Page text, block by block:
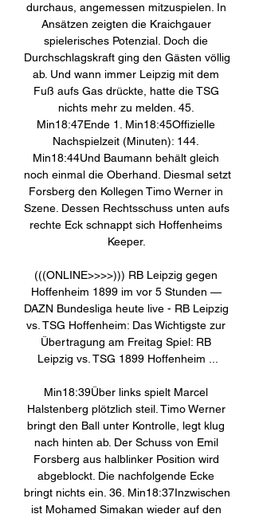
durchaus, angemessen mitzuspielen. In
Ansätzen zeigten die Kraichgauer
spielerisches Potenzial. Doch die
Durchschlagskraft ging den Gästen völlig
ab. Und wann immer Leipzig mit dem
Fuß aufs Gas drückte, hatte die TSG
nichts mehr zu melden. 45.
Min18:47Ende 1. Min18:45Offizielle
Nachspielzeit (Minuten): 144.
Min18:44Und Baumann behält gleich
noch einmal die Oberhand. Diesmal setzt
Forsberg den Kollegen Timo Werner in
Szene. Dessen Rechtsschuss unten aufs
rechte Eck schnappt sich Hoffenheims
Keeper.
(((ONLINE>>>>))) RB Leipzig gegen
Hoffenheim 1899 im vor 5 Stunden —
DAZN Bundesliga heute live - RB Leipzig
vs. TSG Hoffenheim: Das Wichtigste zur
Übertragung am Freitag Spiel: RB
Leipzig vs. TSG 1899 Hoffenheim ...
Min18:39Über links spielt Marcel
Halstenberg plötzlich steil. Timo Werner
bringt den Ball unter Kontrolle, legt klug
nach hinten ab. Der Schuss von Emil
Forsberg aus halblinker Position wird
abgeblockt. Die nachfolgende Ecke
bringt nichts ein. 36. Min18:37Inzwischen
ist Mohamed Simakan wieder auf den